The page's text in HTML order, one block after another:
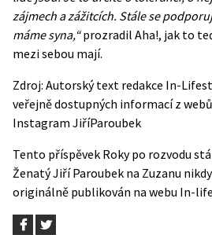
zájmech a zážitcích. Stále se
máme syna,“prozradil Aha!, jak to
mezi sebou mají.
Zdroj: Autorský text redakce In-
veřejně dostupných informací z webů
Instagram JiříParoubek
Tento příspěvek Roky po rozvodu
Ženatý Jiří Paroubek na Zuzanu
originálně publikován na webu In-